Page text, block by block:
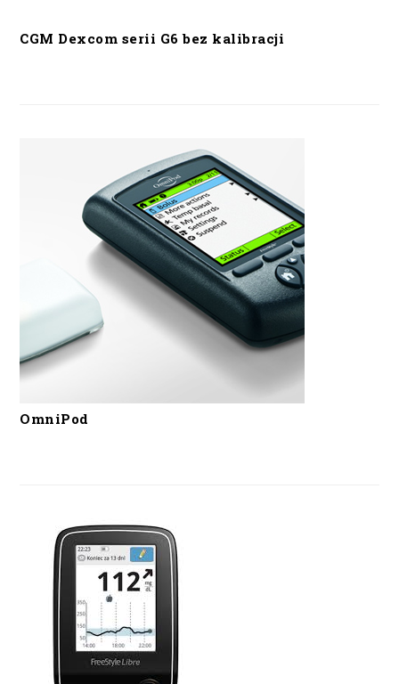
CGM Dexcom serii G6 bez kalibracji
OmniPod